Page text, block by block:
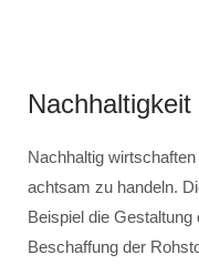
Nachhaltig
achtsam zu handeln.
Beispiel die Gestaltung
Beschaffung der